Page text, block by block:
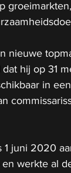
nieuwe
hij op 31
in
1 juni 2020
werkte al